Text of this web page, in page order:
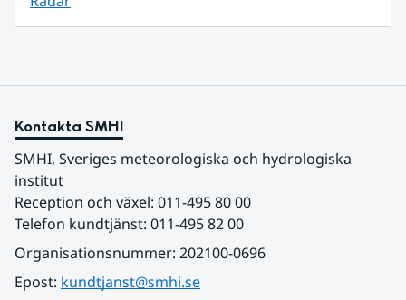
Kontakta SMHI
SMHI, Sveriges meteorologiska och hydrologiska
institut
Reception och växel: 011-495 80 00
Telefon kundtjänst: 011-495 82 00
Organisationsnummer: 202100-0696
Epost: kundtjanst@smhi.se